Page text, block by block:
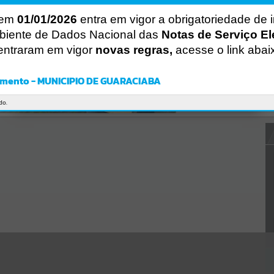
01/01/2026 entra em vigor a obrigatoriedade de
de Dados Nacional das Notas de Serviço
em vigor novas regras, acesse o link
- MUNICIPIO DE GUARACIABA
CÓDIGO DA MENSAGEM: EST-000040
Ocorreu um erro de script:
Uncaught SyntaxError: Unexpected token '('
https://guaraciaba.atende.net/cidadao/pagina/static/bundle/wpo_in
dex_2_base_l2_portal_editores_sync_d9fb77cfd5741fafc9972edc7a6
Verificar Mais Detalhes